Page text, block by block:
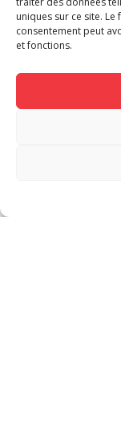
uniques sur ce site.
consentement peut
et fonctions.
C’est de
l’Amérique de